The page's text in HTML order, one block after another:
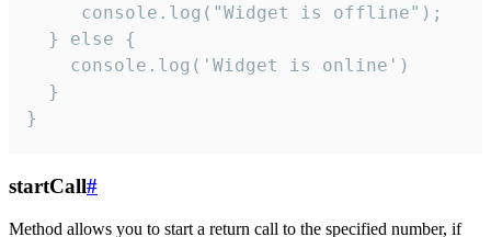
     console.log("Widget is offline");
  } else {
    console.log('Widget is online')
  }
}
startCall#
Method allows you to start a return call to the specified number, if